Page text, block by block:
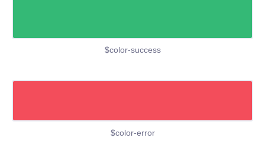
$color-success
$color-error